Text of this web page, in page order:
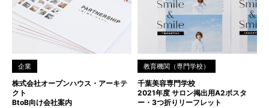
企業
株式会社オープンハウス・アーキテ
クト
BtoB向け会社案内
教育機関（専門学校）
千葉美容専門学校
2021年度 サロン掲出用A2ポスタ
ー・3つ折りリーフレット